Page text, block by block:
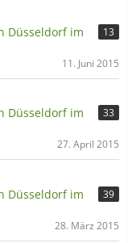
Düsseldorf im
13
11. Juni 2015
Düsseldorf im
33
27. April 2015
Düsseldorf im
39
28. März 2015